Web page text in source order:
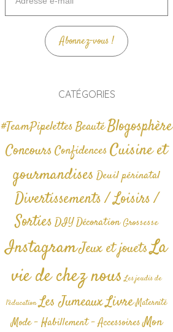
mail
Abonnez-vous !
CATÉGORIES
#TeamPipelettesBeautéBlogosphère
ConcoursConfidences Cuisine et
gourmandises Deuil périnatal
Divertissements / Loisirs /
SortiesDIYDécoration Grossesse
InstagramJeux et jouetsLa
vie de chez nous Les jeudis de
l'éducation Les JumeauxLivre Maternité
Mode - Habillement - AccessoiresMon